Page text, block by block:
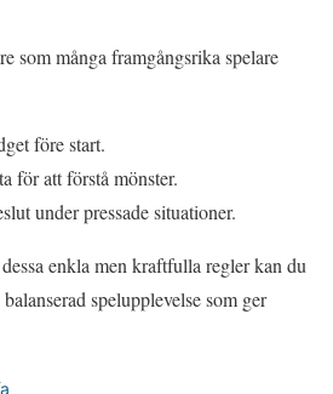
som många framgångsrika spelare
före start.
för att förstå mönster.
under pressade situationer.
enkla men kraftfulla regler kan du
spelupplevelse som ger